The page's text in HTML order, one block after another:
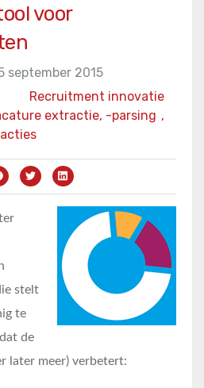
voor
september 2015
Recruitment innovatie
extractie, -parsing ,
stelt
te
de
later meer) verbetert: